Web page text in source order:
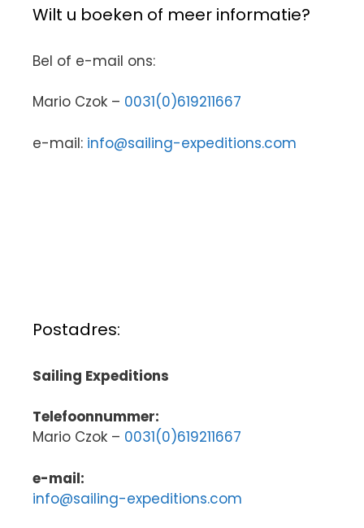
Wilt u boeken of meer informatie?
Bel of e-mail ons:
Mario Czok – 0031(0)619211667
e-mail: info@sailing-expeditions.com
Postadres:
Sailing Expeditions
Telefoonnummer:
Mario Czok – 0031(0)619211667
e-mail:
info@sailing-expeditions.com